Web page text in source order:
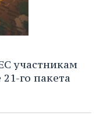
участникам
го пакета